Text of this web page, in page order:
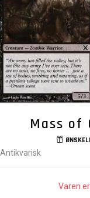
Mass of
Antikvarisk
Varen